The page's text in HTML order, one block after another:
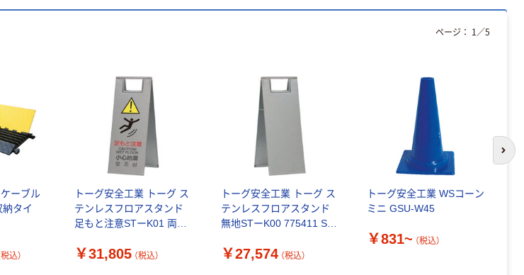
ーブル
納タイ
税込）
トーグ安全工業 トーグ ス
テンレスフロアスタンド
足もと注意STーK01 両面
3702（直送品）
￥31,805 （税込）
トーグ安全工業 トーグ ス
テンレスフロアスタンド
無地STーK00 775411 ST-
品）
￥27,574 （税込）
トーグ安全工業 WSコーン
ミニ GSU-W45
￥831~ （税込）
ページ： 1 ／5
次